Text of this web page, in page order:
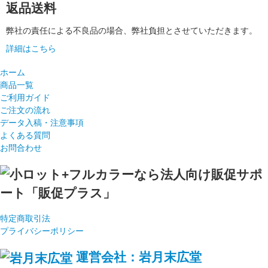
返品送料
弊社の責任による不良品の場合、弊社負担とさせていただきます。
詳細はこちら
ホーム
商品一覧
ご利用ガイド
ご注文の流れ
データ入稿・注意事項
よくある質問
お問合わせ
特定商取引法
プライバシーポリシー
運営会社：岩月末広堂